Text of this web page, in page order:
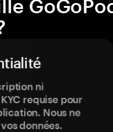
ni
requise pour
Nous ne
données.